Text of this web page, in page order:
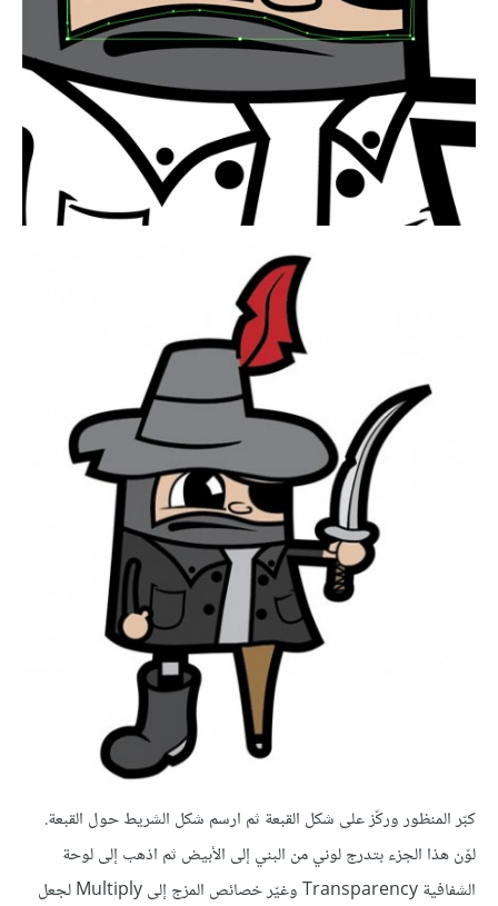
كبّر المنظور وركّز على شكل القبعة ثم ارسم شكل الشريط حول القبعة.
لوّن هذا الجزء بتدرج لوني من البني إلى الأبيض ثم اذهب إلى لوحة
الشفافية Transparency وغيّر خصائص المزج إلى Multiply لجعل